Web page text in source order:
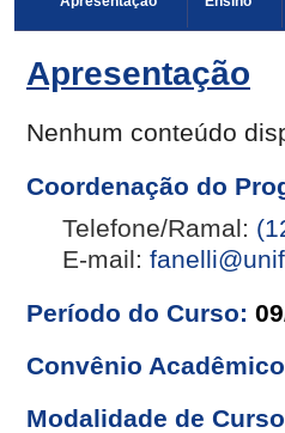
Apresentação
Nenhum conteúdo
Coordenação do
Telefone/Ramal:
E-mail:
Período do Curso:
Convênio
Modalidade de